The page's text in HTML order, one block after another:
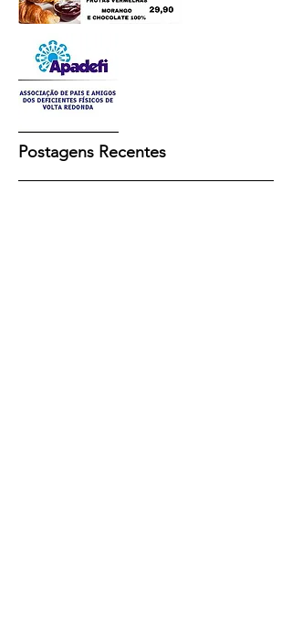
Postagens Recentes